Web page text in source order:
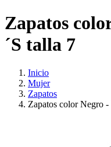
Zapatos
´S talla 7
Inicio
Mujer
Zapatos
Zapatos color Negro -